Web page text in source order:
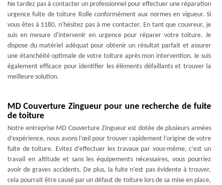
Ne tardez pas à contacter un professionnel pour effectuer une réparation
urgence fuite de toiture Rolle conformément aux normes en vigueur. Si
vous êtes à 1180, n'hésitez pas à me contacter. En tant que couvreur, je
suis en mesure d'intervenir en urgence pour réparer votre toiture. Je
dispose du matériel adéquat pour obtenir un résultat parfait et assurer
une étanchéité optimale de votre toiture après mon intervention. Je suis
également efficace pour identifier les éléments défaillants et trouver la
meilleure solution.
MD Couverture Zingueur pour une recherche de fuite
de toiture
Notre entreprise MD Couverture Zingueur est dotée de plusieurs années
d’expérience, nous avons l’œil pour trouver rapidement l’origine de votre
fuite de toiture. Evitez d’effectuer les travaux par vous-même, c’est un
travail en altitude et sans les équipements nécessaires, vous pourriez
avoir de graves accidents. De plus, la fuite n’est pas évidente à trouver,
cela pourrait être causé par un défaut de toiture lors de sa mise en place,